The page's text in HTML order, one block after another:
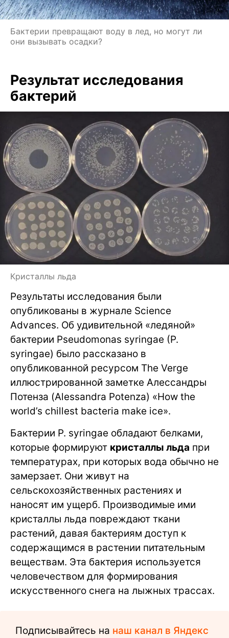
Бактерии превращают воду в лед, но могут ли
они вызывать осадки?
Результат исследования
бактерий
Кристаллы льда
Результаты исследования были
опубликованы в журнале Science
Advances. Об удивительной «ледяной»
бактерии Pseudomonas syringae (P.
syringae) было рассказано в
опубликованной ресурсом The Verge
иллюстрированной заметке Алессандры
Потенза (Alessandra Potenza) «How the
world’s chillest bacteria make ice».
Бактерии P. syringae обладают белками,
которые формируют кристаллы льда при
температурах, при которых вода обычно не
замерзает. Они живут на
сельскохозяйственных растениях и
наносят им ущерб. Производимые ими
кристаллы льда повреждают ткани
растений, давая бактериям доступ к
содержащимся в растении питательным
веществам. Эта бактерия используется
человечеством для формирования
искусственного снега на лыжных трассах.
Подписывайтесь на наш канал в Яндекс